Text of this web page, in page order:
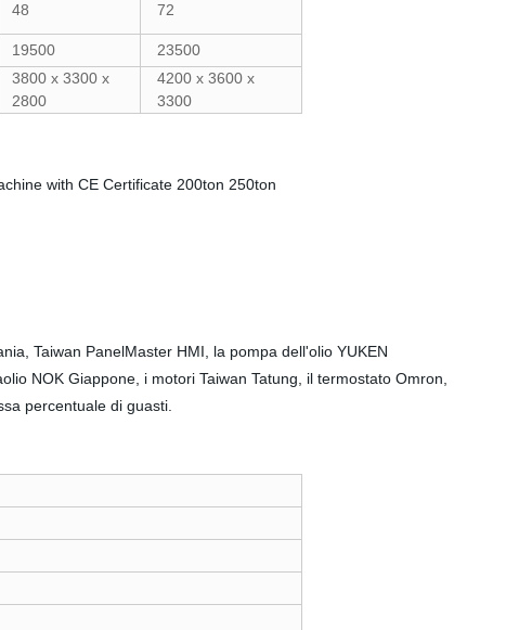
48 72
19500
23500
3800 x 3300 x
2800
4200 x 3600 x
3300
Taiwan PanelMaster HMI, la pompa dell'olio YUKEN
NOK Giappone, i motori Taiwan Tatung, il termostato Omron,
percentuale di guasti.